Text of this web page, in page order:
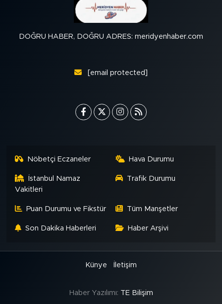
DOĞRU HABER, DOĞRU ADRES: meridyenhaber.com
[email protected]
Nöbetçi Eczaneler Hava Durumu
İstanbul Namaz
Vakitleri
Trafik Durumu
Puan Durumu ve Fikstür Tüm Manşetler
Son Dakika Haberleri Haber Arşivi
Künye İletişim
Haber Yazılımı: TE Bilişim